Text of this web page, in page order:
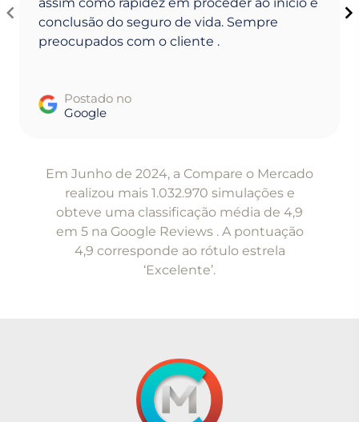
conclusão do seguro de vida. Sempre
preocupados com o cliente .
Postado no
Google
Em Junho de 2024, a Compare o Mercado
realizou mais 1.032.970 simulações e
obteve uma classificação média de 4,9
em 5 na Google Reviews . A pontuação
4,9 corresponde ao rótulo estrela
‘Excelente’.